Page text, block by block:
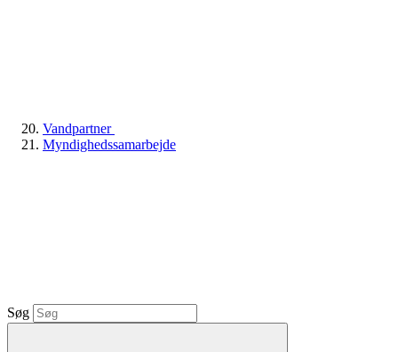
Vandpartner
Myndighedssamarbejde
Søg